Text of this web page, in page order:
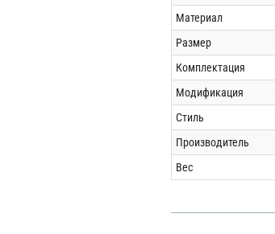
Материал
Размер
Комплектация
Модификация
Стиль
Производитель
Вес